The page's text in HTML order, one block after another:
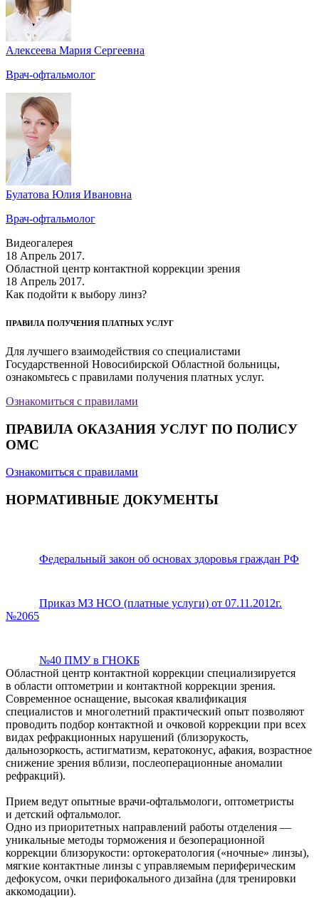
Алексеева Мария Сергеевна
Врач-офтальмолог
Булатова Юлия Ивановна
Врач-офтальмолог
Видеогалерея
18 Апрель 2017.
Областной центр контактной коррекции зрения
18 Апрель 2017.
Как подойти к выбору линз?
ПРАВИЛА ПОЛУЧЕНИЯ ПЛАТНЫХ УСЛУГ
Для лучшего взаимодействия со специалистами
Государственной Новосибирской Областной больницы,
ознакомьтесь с правилами получения платных услуг.
Ознакомиться с правилами
ПРАВИЛА ОКАЗАНИЯ УСЛУГ ПО ПОЛИСУ
ОМС
Ознакомиться с правилами
НОРМАТИВНЫЕ ДОКУМЕНТЫ
Федеральный закон об основах здоровья граждан РФ
Приказ МЗ НСО (платные услуги) от 07.11.2012г.
№2065
№40 ПМУ в ГНОКБ
Областной центр контактной коррекции специализируется
в области оптометрии и контактной коррекции зрения.
Современное оснащение, высокая квалификация
специалистов и многолетний практический опыт позволяют
проводить подбор контактной и очковой коррекции при всех
видах рефракционных нарушений (близорукость,
дальнозоркость, астигматизм, кератоконус, афакия, возрастное
снижение зрения вблизи, послеоперационные аномалии
рефракций).
Прием ведут опытные врачи-офтальмологи, оптометристы
и детский офтальмолог.
Одно из приоритетных направлений работы отделения —
уникальные методы торможения и безоперационной
коррекции близорукости: ортокератология («ночные» линзы),
мягкие контактные линзы с управляемым периферическим
дефокусом, очки перифокального дизайна (для тренировки
аккомодации).